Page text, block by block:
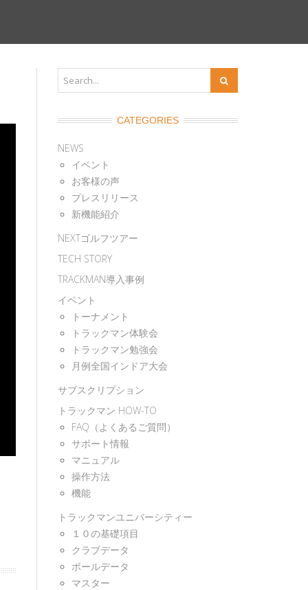
CATEGORIES
NEWS
イベント
お客様の声
プレスリリース
新機能紹介
NEXTゴルフツアー
TECH STORY
TRACKMAN導入事例
イベント
トーナメント
トラックマン体験会
トラックマン勉強会
月例全国インドア大会
サブスクリプション
トラックマン HOW-TO
FAQ（よくあるご質問）
サポート情報
マニュアル
操作方法
機能
トラックマンユニバーシティー
１０の基礎項目
クラブデータ
ボールデータ
マスター